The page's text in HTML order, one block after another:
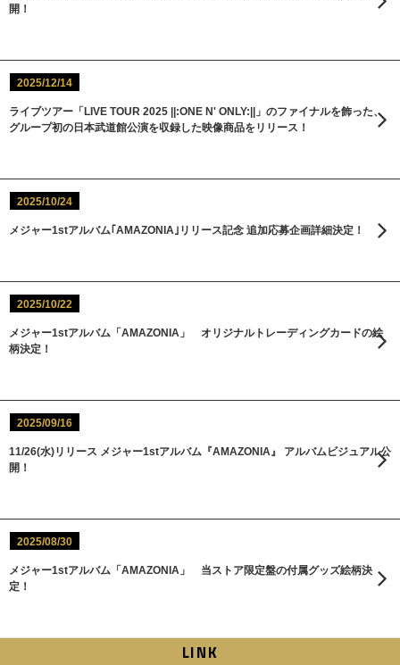
開！
2025/12/14
ライブツアー「LIVE TOUR 2025 ||:ONE N' ONLY:||」のファイナルを飾った、
グループ初の日本武道館公演を収録した映像商品をリリース！
2025/10/24
メジャー1stアルバム｢AMAZONIA｣リリース記念 追加応募企画詳細決定！
2025/10/22
メジャー1stアルバム「AMAZONIA」 オリジナルトレーディングカードの絵
柄決定！
2025/09/16
11/26(水)リリース メジャー1stアルバム『AMAZONIA』 アルバムビジュアル公
開！
2025/08/30
メジャー1stアルバム「AMAZONIA」 当ストア限定盤の付属グッズ絵柄決
定！
LINK